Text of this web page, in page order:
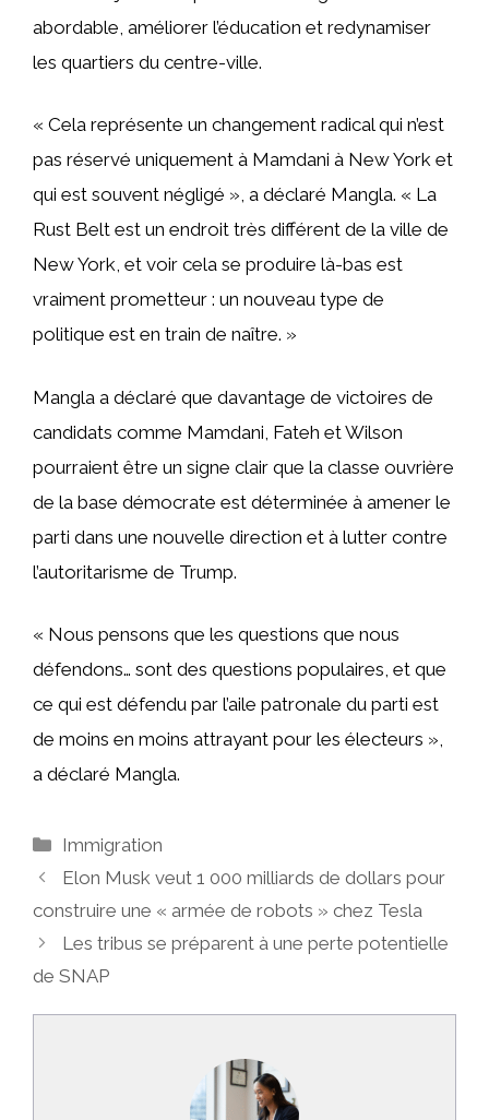
abordable, améliorer l’éducation et redynamiser
les quartiers du centre-ville.
« Cela représente un changement radical qui n’est
pas réservé uniquement à Mamdani à New York et
qui est souvent négligé », a déclaré Mangla. « La
Rust Belt est un endroit très différent de la ville de
New York, et voir cela se produire là-bas est
vraiment prometteur : un nouveau type de
politique est en train de naître. »
Mangla a déclaré que davantage de victoires de
candidats comme Mamdani, Fateh et Wilson
pourraient être un signe clair que la classe ouvrière
de la base démocrate est déterminée à amener le
parti dans une nouvelle direction et à lutter contre
l’autoritarisme de Trump.
« Nous pensons que les questions que nous
défendons… sont des questions populaires, et que
ce qui est défendu par l’aile patronale du parti est
de moins en moins attrayant pour les électeurs »,
a déclaré Mangla.
Catégories
Immigration
Elon Musk veut 1 000 milliards de dollars pour
construire une « armée de robots » chez Tesla
Les tribus se préparent à une perte potentielle
de SNAP